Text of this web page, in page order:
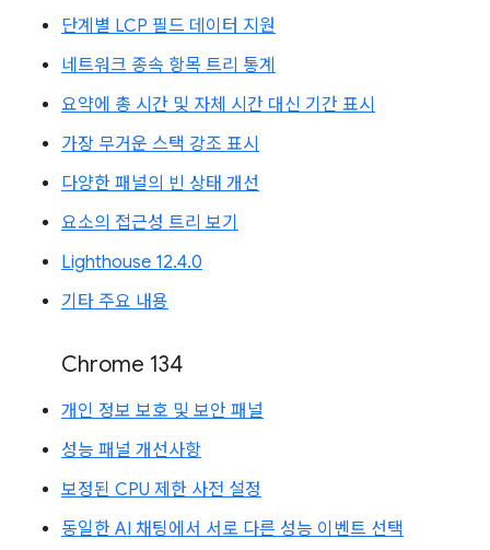
단계별 LCP 필드 데이터 지원
네트워크 종속 항목 트리 통계
요약에 총 시간 및 자체 시간 대신 기간 표시
가장 무거운 스택 강조 표시
다양한 패널의 빈 상태 개선
요소의 접근성 트리 보기
Lighthouse 12.4.0
기타 주요 내용
Chrome 134
개인 정보 보호 및 보안 패널
성능 패널 개선사항
보정된 CPU 제한 사전 설정
동일한 AI 채팅에서 서로 다른 성능 이벤트 선택